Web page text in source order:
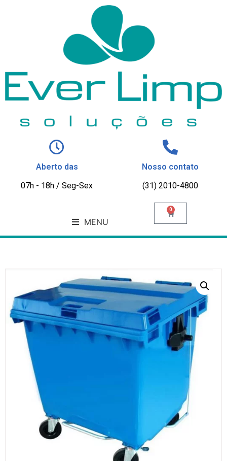
Aberto das
07h - 18h / Seg-Sex
Nosso contato
(31) 2010-4800
MENU
0